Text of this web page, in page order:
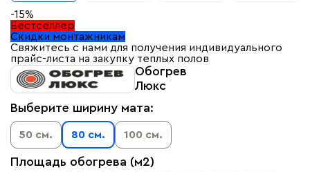
-15%
Бестселлер
Скидки монтажникам
Свяжитесь с нами для получения индивидуального
прайс-листа на закупку теплых полов
Обогрев
Люкс
Выберите ширину мата:
50 см. 80 см. 100 см.
Площадь обогрева (м2)